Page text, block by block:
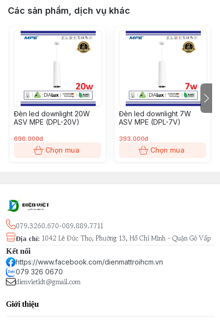
Các sản phẩm, dịch vụ khác
Đèn led downlight 20W
ASV MPE (DPL-20V)
696.000đ
Chọn mua
Đèn led downlight 7W
ASV MPE (DPL-7V)
393.000đ
Chọn mua
079.3260.670-089.889.7711
Địa chỉ: 1042 Lê Đức Thọ, Phường 13, Hồ Chí Minh - Quận Gò Vấp
Kết nối
https://www.facebook.com/dienmattroihcm.vn
079 326 0670
dienvietldt@gmail.com
Giới thiệu